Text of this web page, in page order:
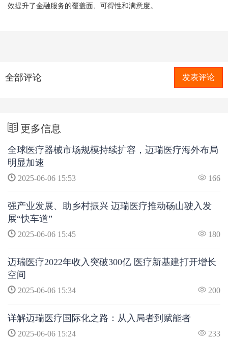
效提升了金融服务的覆盖面、可得性和满意度。
全部评论 发表评论
更多信息
全球医疗器械市场规模持续扩容，迈瑞医疗海外布局
明显加速
2025-06-06 15:53 166
强产业发展、助乡村振兴 迈瑞医疗推动砀山驶入发
展“快车道”
2025-06-06 15:45 180
迈瑞医疗2022年收入突破300亿 医疗新基建打开增长
空间
2025-06-06 15:34 200
详解迈瑞医疗国际化之路：从入局者到赋能者
2025-06-06 15:24 233